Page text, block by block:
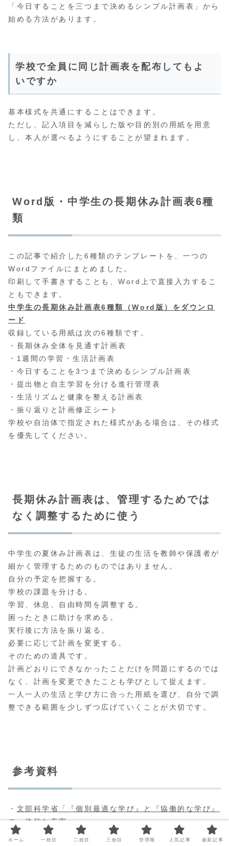
「今日することを三つまで決めるシンプル計画表」から
始める方法があります。
学校で全員に同じ計画表を配布してもよ
いですか
基本様式を共通にすることはできます。
ただし、記入項目を減らした版や目的別の用紙を用意
し、本人が選べるようにすることが望まれます。
Word版・中学生の長期休み計画表6種
類
この記事で紹介した6種類のテンプレートを、一つの
Wordファイルにまとめました。
印刷して手書きすることも、Word上で直接入力するこ
ともできます。
中学生の長期休み計画表6種類（Word版）をダウンロ
ード
収録している用紙は次の6種類です。
・長期休み全体を見通す計画表
・1週間の学習・生活計画表
・今日することを3つまで決めるシンプル計画表
・提出物と自主学習を分ける進行管理表
・生活リズムと健康を整える計画表
・振り返りと計画修正シート
学校や自治体で指定された様式がある場合は、その様式
を優先してください。
長期休み計画表は、管理するためでは
なく調整するために使う
中学生の夏休み計画表は、生徒の生活を教師や保護者が
細かく管理するためのものではありません。
自分の予定を把握する。
学校の課題を分ける。
学習、休息、自由時間を調整する。
困ったときに助けを求める。
実行後に方法を振り返る。
必要に応じて計画を変更する。
そのための道具です。
計画どおりにできなかったことだけを問題にするのでは
なく、計画を変更できたことも学びとして捉えます。
一人一人の生活と学び方に合った用紙を選び、自分で調
整できる範囲を少しずつ広げていくことが大切です。
参考資料
・ 文部科学省「『個別最適な学び』と『協働的な学び』
の一体的な充実」
・文部科学省「『個別最適な学びと協働的な学びの一体
ホーム 一校目 二校目 三校目 管理職 人気記事 最新記事